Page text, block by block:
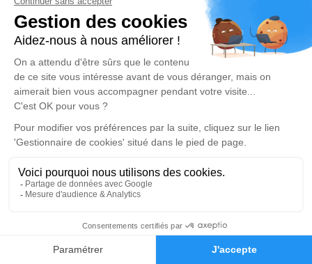
Faire-part Hommages
anecdote ou exprimer vos pensées à travers des
poèmes ou des textes. Cet endroit est un lieu
d'expression dédié à honorer la mémoire d’Antoine
MORGILLO.
Un service de plantation d’arbre hommage est
disponible ici.
Je rends hommage
Cérémonie civile
Crématorium de Bron
Boulevard de l'Université